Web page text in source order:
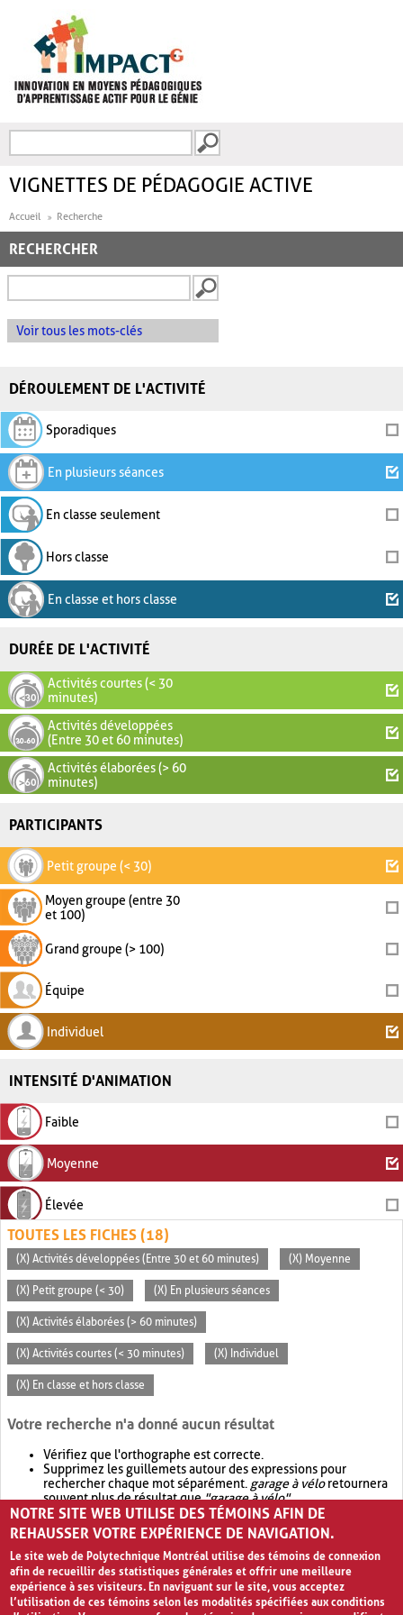
FORMULAIRE DE
VIGNETTES DE PÉDAGOGIE ACTIVE
Accueil Recherche
RECHERCHER
Voir tous les mots-clés
DÉROULEMENT DE L'ACTIVITÉ
Sporadiques
En plusieurs séances
En classe seulement
Hors classe
En classe et hors classe
DURÉE DE L'ACTIVITÉ
Activités courtes (< 30
minutes)
Activités développées
(Entre 30 et 60 minutes)
Activités élaborées (> 60
minutes)
PARTICIPANTS
Petit groupe (< 30)
Moyen groupe (entre 30
et 100)
Grand groupe (> 100)
Équipe
Individuel
INTENSITÉ D'ANIMATION
Faible
Moyenne
Élevée
TOUTES LES FICHES (18)
(X) Activités développées (Entre 30 et 60 minutes) (X) Moyenne
(X) Petit groupe (< 30) (X) En plusieurs séances
(X) Activités élaborées (> 60 minutes)
(X) Activités courtes (< 30 minutes) (X) Individuel
(X) En classe et hors classe
Votre recherche n'a donné aucun résultat
Vérifiez que l'orthographe est correcte.
Supprimez les guillemets autour des expressions pour
rechercher chaque mot séparément. garage à véloretournera
souvent plus de résultat que"garage à vélo".
Envisagez d'élargir votre recherche avec OR.garage OR vélo
retournera souvent plus de résultat quegarage à vélo
NOTRE SITE WEB UTILISE DES TÉMOINS AFIN DE
REHAUSSER VOTRE EXPÉRIENCE DE NAVIGATION.
Le site web de Polytechnique Montréal utilise des témoins de connexion
afin de recueillir des statistiques générales et offrir une meilleure
expérience à ses visiteurs. En naviguant sur le site, vous acceptez
l’utilisation de ces témoins selon les modalités spécifiées aux conditions